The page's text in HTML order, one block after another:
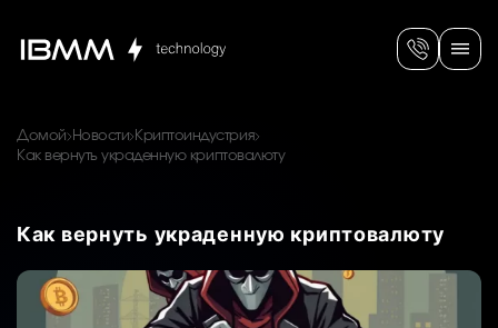
Домой Новости Криптоиндустрия
Как вернуть украденную криптовалюту
Как вернуть украденную криптовалюту